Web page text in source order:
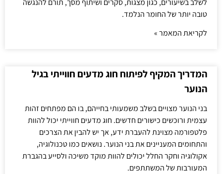
לשלב בשיעורים, כגון מצגות, סקרים ושיתוף מסך, תורם להנגשה
טובה יותר של החומר הנלמד.
לקריאת המאמר »
המדריך המקיף לפיתוח חוג מדעים חווייתי בגיל
הנוער
בני הנוער מצויים בשלב משמעותי בחייהם, בו הם מפתחים זהות
עצמית ורוכשים כישורים חדשים. חוג מדעים חווייתי יכול להוות
פלטפורמה מצוינת להעברת ידע, אך יש להבין את הצרכים
והתחומים המעניינים את בני הנוער. נושאים כמו טכנולוגיה,
אקולוגיה וחקר החלל יכולים להוות מוקד משיכה ולסייע בהגברת
המעורבות של המשתתפים.